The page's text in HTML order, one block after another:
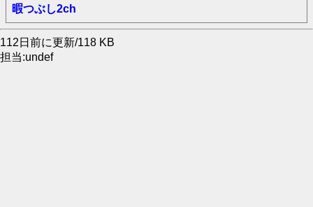
暇つぶし2ch
112日前に更新/118 KB
担当:undef